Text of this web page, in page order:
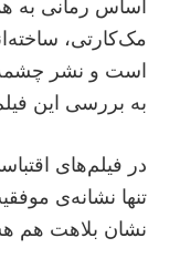
اساس رمانی به
مک‌کارتی،
است و نشر چشمه
به بررسی این
در فیلم‌های
تنها نشانه‌ی
نشان بلاهت هم